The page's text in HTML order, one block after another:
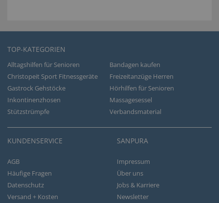
TOP-KATEGORIEN
Alltagshilfen für Senioren
Bandagen kaufen
Christopeit Sport Fitnessgeräte
Freizeitanzüge Herren
Gastrock Gehstöcke
Hörhilfen für Senioren
Inkontinenzhosen
Massagesessel
Stützstrümpfe
Verbandsmaterial
KUNDENSERVICE
AGB
Häufige Fragen
Datenschutz
Versand + Kosten
SANPURA
Impressum
Über uns
Jobs & Karriere
Newsletter